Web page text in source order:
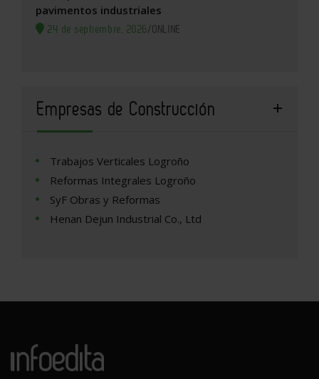
pavimentos industriales
24 de septiembre, 2026/ONLINE
Empresas de Construcción
Trabajos Verticales Logroño
Reformas Integrales Logroño
SyF Obras y Reformas
Henan Dejun Industrial Co., Ltd